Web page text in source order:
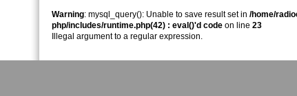
Warning: mysql_query(): Unable to save result set in /home/
php/includes/runtime.php(42) : eval()'d codeon line 23
Illegal argument to a regular expression.